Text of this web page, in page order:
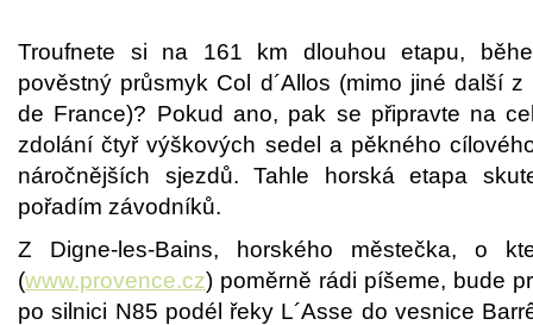
Troufnete si na 161 km dlouhou etapu,
pověstný průsmyk Col d´Allos (mimo jiné další
de France)? Pokud ano, pak se připravte na
zdolání čtyř výškových sedel a pěkného
náročnějších sjezdů. Tahle horská etapa
pořadím závodníků.
Z Digne-les-Bains, horského městečka, o
(www.provence.cz) poměrně rádi píšeme, bude
po silnici N85 podél řeky L´Asse do vesnice